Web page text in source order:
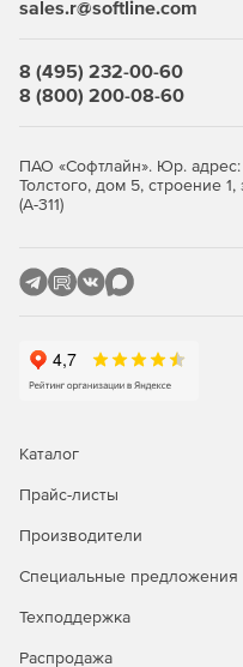
пороговые значения
Панели управления
SolarWinds VoIP and
производительности
простых этапа.
sales.r@softline.com
8 (495) 232-00-60
8 (800) 200-08-60
ПАО «Софтлайн». Юр. адрес:
Толстого, дом 5, строение
(А-311)
Каталог
Прайс-листы
Производители
Специальные предложения
Техподдержка
Распродажа